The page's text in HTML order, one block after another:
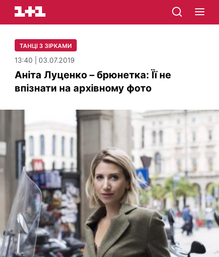
ТАНЦІ З ЗІРКАМИ
13:40 | 03.07.2019
Аніта Луценко – брюнетка: Її не
впізнати на архівному фото